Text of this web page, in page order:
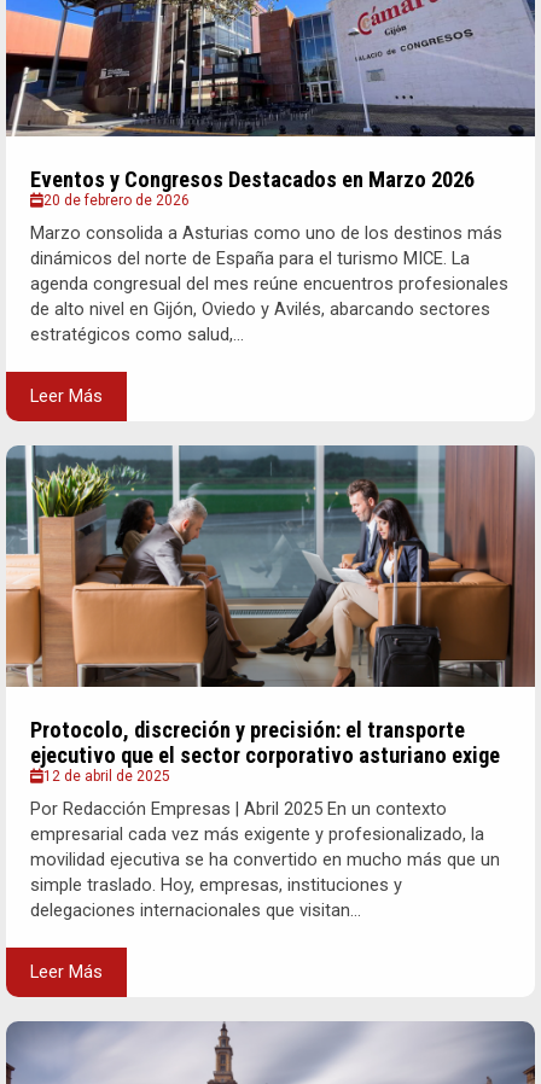
Eventos y Congresos Destacados en Marzo 2026
20 de febrero de 2026
Marzo consolida a Asturias como uno de los destinos más
dinámicos del norte de España para el turismo MICE. La
agenda congresual del mes reúne encuentros profesionales
de alto nivel en Gijón, Oviedo y Avilés, abarcando sectores
estratégicos como salud,...
Leer Más
Protocolo, discreción y precisión: el transporte
ejecutivo que el sector corporativo asturiano exige
12 de abril de 2025
Por Redacción Empresas | Abril 2025 En un contexto
empresarial cada vez más exigente y profesionalizado, la
movilidad ejecutiva se ha convertido en mucho más que un
simple traslado. Hoy, empresas, instituciones y
delegaciones internacionales que visitan...
Leer Más